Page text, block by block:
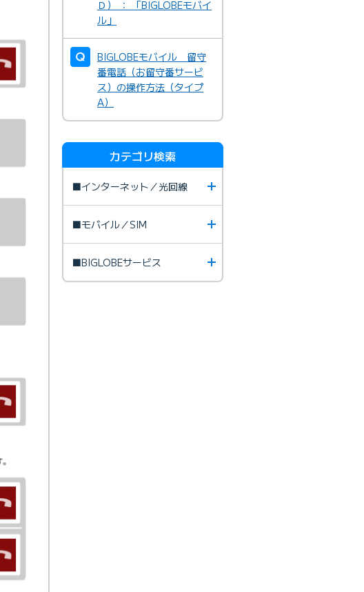
Ｄ） ： 「BIGLOBEモバイ
ル」
BIGLOBEモバイル 留守
番電話（お留守番サービ
ス）の操作方法（タイプ
A）
カテゴリ検索
■インターネット／光回線
■モバイル／SIM
■BIGLOBEサービス